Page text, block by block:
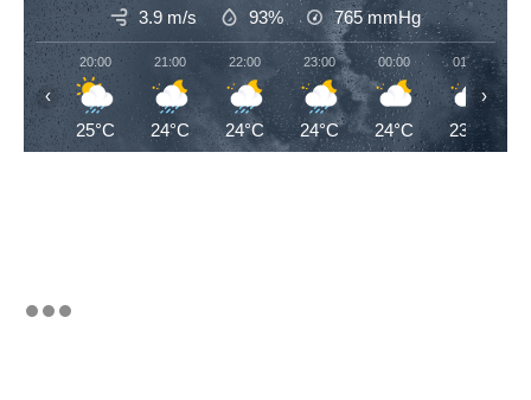
3.9 m/s 93% 765mmHg
20:00
25°C
21:00
24°C
22:00
24°C
23:00
24°C
00:00
24°C
01:00
23°C
‹ ›